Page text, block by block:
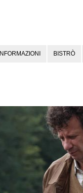
INFORMAZIONI BISTRÒ